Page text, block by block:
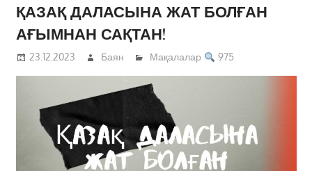
ҚАЗАҚ ДАЛАСЫНА ЖАТ БОЛҒАН
АҒЫМНАН САҚТАН!
23.12.2023 Баян Мақалалар 975